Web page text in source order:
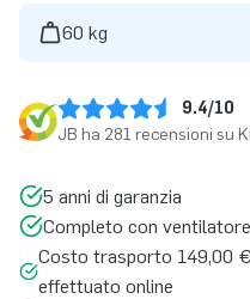
60 kg
9.4/10
JB ha 281 recensioni su
5 anni di garanzia
Completo con ventilatore
Costo trasporto 149,00
effettuato online